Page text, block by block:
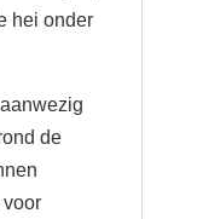
hei onder
de